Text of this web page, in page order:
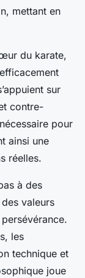
mettant en
du karate,
sur
contre-
pour
ainsi une
réelles.
à des
valeurs
les
technique et
joue